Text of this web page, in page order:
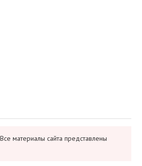
материалы сайта представлены